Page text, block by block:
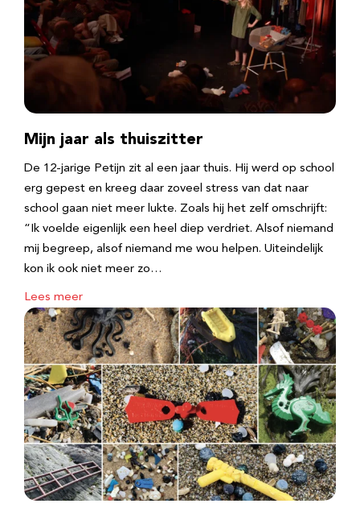
Mijn jaar als thuiszitter
De 12-jarige Petijn zit al een jaar thuis. Hij werd op school
erg gepest en kreeg daar zoveel stress van dat naar
school gaan niet meer lukte. Zoals hij het zelf omschrijft:
“Ik voelde eigenlijk een heel diep verdriet. Alsof niemand
mij begreep, alsof niemand me wou helpen. Uiteindelijk
kon ik ook niet meer zo…
Lees meer